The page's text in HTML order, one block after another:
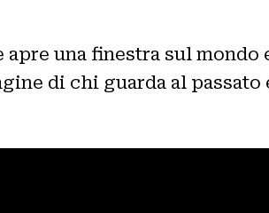
una finestra sul mondo
di chi guarda al